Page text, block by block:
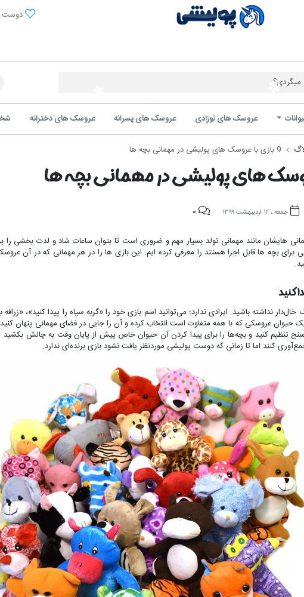
دوست
عروسک های نوزادی عروسک های پسرانه عروسک های دخترانه
9 بازی با عروسک های پولیشی در مهمانی بچه ها
جمعه ، ۱۲ اردیبهشت ۱۳۹۹
هایشان مانند مهمانی تولد بسیار مهم و ضروری است تا بتوان ساعات شاد و لذت بخشی را
سادگی برای بچه ها قابل اجرا هستند را معرفی کرده ایم. این بازی ها را در هر مهمانی که در آن
کنید
نداشته باشید. ایرادی ندارد؛ می‌توانید اسم بازی خود را «گربه سیاه را پیدا کنید»،
حیوان عروسکی که با همه متفاوت است انتخاب کرده و آن را جایی در فضای مهمانی پنهان
تنظیم کنید و بچه‌ها را برای پیدا کردن آن حیوان خاص پیش از پایان وقت به چالش
کنند اما تا زمانی که دوست پولیشی موردنظر یافت نشود بازی برنده‌ای ندارد.